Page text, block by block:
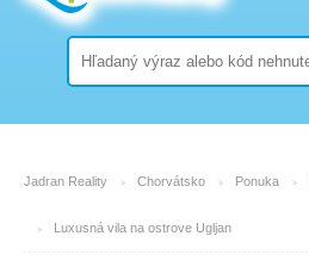
Jadran Reality Chorvátsko Ponuka
Luxusná vila na ostrove Ugljan